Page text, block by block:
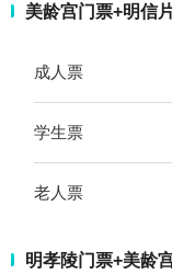
美龄宫门票+明信
成人票
学生票
老人票
明孝陵门票+美龄